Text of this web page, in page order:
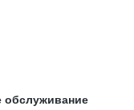
обслуживание